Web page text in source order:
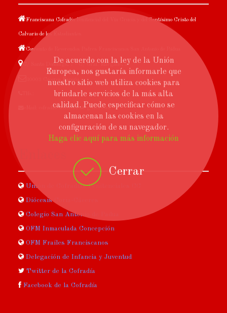
Cerrar
De acuerdo con la ley de la Unión
Europea, nos gustaría informarle que
nuestro sitio web utiliza cookies para
brindarle servicios de la más alta
calidad. Puede especificar cómo se
almacenan las cookies en la
configuración de su navegador.
Haga clic aquí para más información
Franciscana Cofradía Penitencial del Vía Crucis y del Santísimo Cristo del
Calvario de los Estudiantes
Convento de Reverendos Padres Franciscanos San Antonio de Pádua
C/ Santo Domingo, 7 - C/ Gral. Margallo, 3
10003 Cáceres España
eMail: cofradiaestudiantes@gmail.com
Unión de Cofradías Penitenciales CC
Diócesis Coria-Cáceres
Colegio San Antonio de Padua
OFM Inmaculada Concepción
OFM Frailes Franciscanos
Delegación de Infancia y Juventud
Twitter de la Cofradía
Facebook de la Cofradía